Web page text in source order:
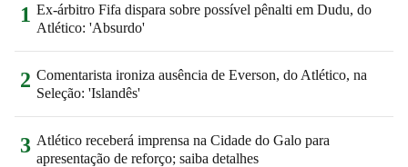
1 Ex-árbitro Fifa dispara sobre possível pênalti em Dudu, do
Atlético: 'Absurdo'
2 Comentarista ironiza ausência de Everson, do Atlético, na
Seleção: 'Islandês'
3 Atlético receberá imprensa na Cidade do Galo para
apresentação de reforço; saiba detalhes